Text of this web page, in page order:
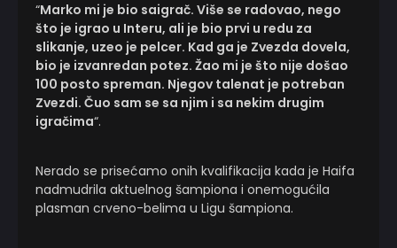
“Marko mi je bio saigrač. Više se radovao, nego
što je igrao u Interu, ali je bio prvi u redu za
slikanje, uzeo je pelcer. Kad ga je Zvezda dovela,
bio je izvanredan potez. Žao mi je što nije došao
100 posto spreman. Njegov talenat je potreban
Zvezdi. Čuo sam se sa njim i sa nekim drugim
igračima“.
Nerado se prisećamo onih kvalifikacija kada je Haifa
nadmudrila aktuelnog šampiona i onemogućila
plasman crveno-belima u Ligu šampiona.